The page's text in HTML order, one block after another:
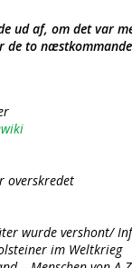
ud af, om det var
to
overskredet
wurde vershont/
im Weltkrieg